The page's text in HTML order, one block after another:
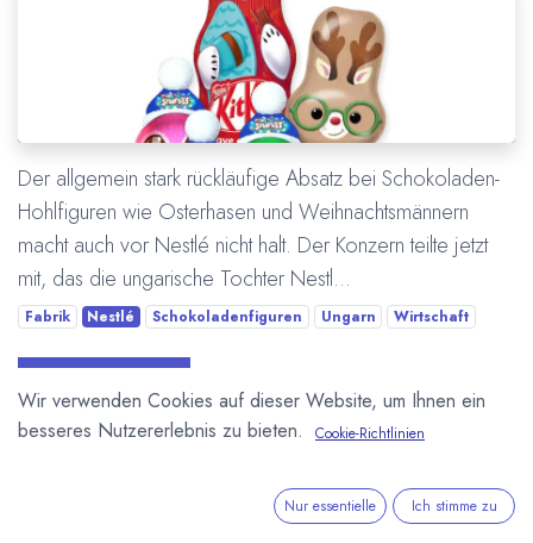
Der allgemein stark rückläufige Absatz bei Schokoladen-
Hohlfiguren wie Osterhasen und Weihnachtsmännern
macht auch vor Nestlé nicht halt. Der Konzern teilte jetzt
mit, das die ungarische Tochter Nestl...
Fabrik Nestlé Schokoladenfiguren Ungarn Wirtschaft
Wir verwenden Cookies auf dieser Website, um Ihnen ein
besseres Nutzererlebnis zu bieten.
Cookie-Richtlinien
Nur essentielle Ich stimme zu